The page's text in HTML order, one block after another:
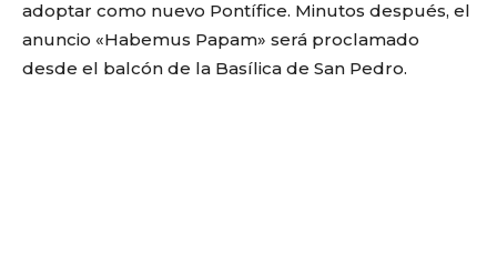
adoptar como nuevo Pontífice. Minutos después, el
anuncio «Habemus Papam» será proclamado
desde el balcón de la Basílica de San Pedro.